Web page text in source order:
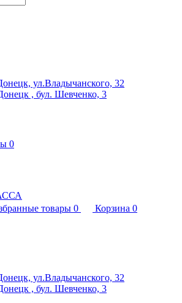
ул.Владычанского, 32
, бул. Шевченко, 3
0
товары 0 Корзина 0
ул.Владычанского, 32
, бул. Шевченко, 3